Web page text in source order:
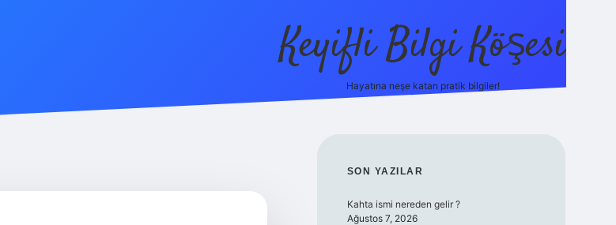
Keyifli Bilgi Köşesi
Hayatına neşe katan pratik bilgiler!
SIDEBAR
SON YAZILAR
Kahta ismi nereden gelir ?
Ağustos 7, 2026